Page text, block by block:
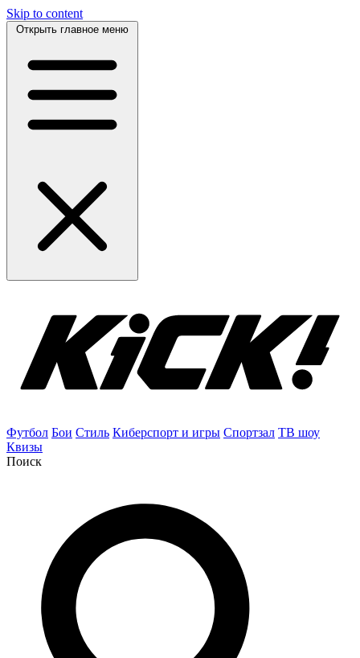
Skip to content
Открыть главное меню
Футбол Бои Стиль Киберспорт и игры Спортзал ТВ шоу
Квизы
Поиск